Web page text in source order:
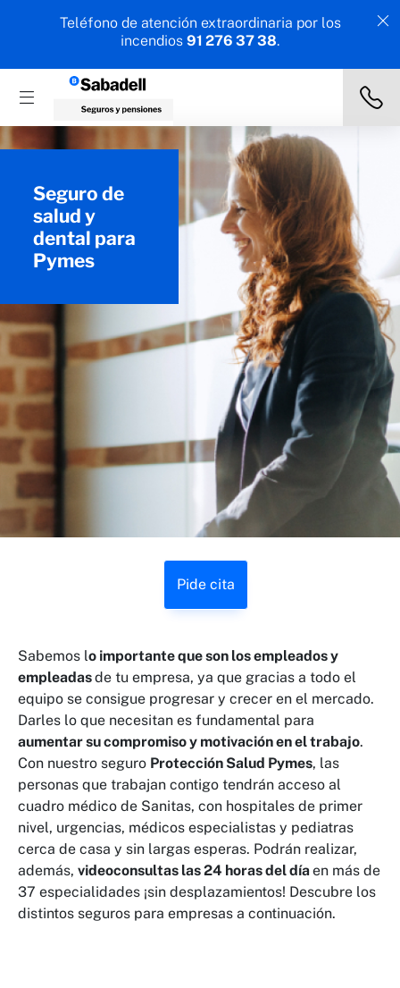
Teléfono de atención extraordinaria por los
incendios 91 276 37 38.
Seguro de
salud y
dental para
Pymes
Pide cita
Sabemos lo importante que son los empleados y
empleadasde tu empresa, ya que gracias a todo el
equipo se consigue progresar y crecer en el mercado.
Darles lo que necesitan es fundamental para
aumentar su compromiso y motivación en el trabajo.
Con nuestro seguro Protección Salud Pymes, las
personas que trabajan contigo tendrán acceso al
cuadro médico de Sanitas, con hospitales de primer
nivel, urgencias, médicos especialistas y pediatras
cerca de casa y sin largas esperas. Podrán realizar,
además, videoconsultas las 24 horas del díaen más de
37 especialidades ¡sin desplazamientos! Descubre los
distintos seguros para empresas a continuación.